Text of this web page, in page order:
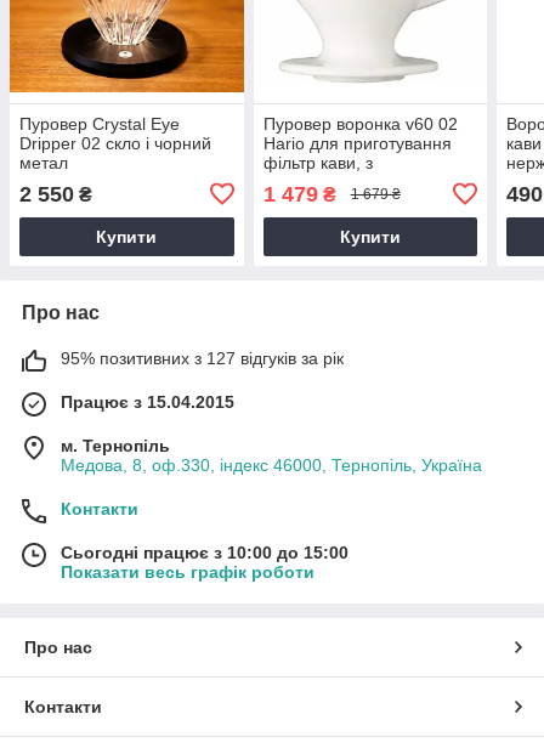
Пуровер Crystal Eye
Dripper 02 скло і чорний
метал
2 550 ₴
Купити
Пуровер воронка v60 02
Hario для приготування
фільтр кави, з
багаторазовим фільтром,
кераміка, Білий, 400 мл
1 479₴ 1 679 ₴
Купити
490
Про нас
95% позитивних з 127 відгуків за рік
Працює з 15.04.2015
м. Тернопіль
Медова, 8, оф.330, індекс 46000, Тернопіль, Україна
Контакти
Сьогодні працює з 10:00 до 15:00
Показати весь графік роботи
Про нас
Контакти